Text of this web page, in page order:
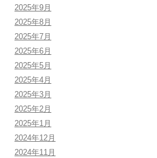
2025年9月
2025年8月
2025年7月
2025年6月
2025年5月
2025年4月
2025年3月
2025年2月
2025年1月
2024年12月
2024年11月